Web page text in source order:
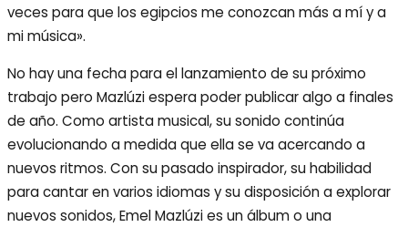
veces para que los egipcios me conozcan más a mí y a
mi música».
No hay una fecha para el lanzamiento de su próximo
trabajo pero Mazlúzi espera poder publicar algo a finales
de año. Como artista musical, su sonido continúa
evolucionando a medida que ella se va acercando a
nuevos ritmos. Con su pasado inspirador, su habilidad
para cantar en varios idiomas y su disposición a explorar
nuevos sonidos, Emel Mazlúzi es un álbum o una